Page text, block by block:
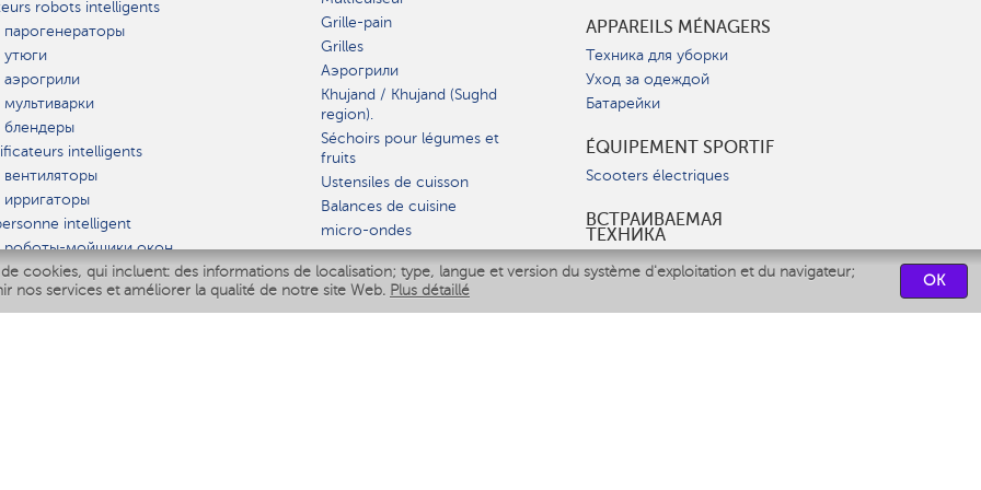
cookies, qui incluent: des informations de localisation; type, langue et version du système d'exploitation et du navigateur;
nos services et améliorer la qualité de notre site Web. Plus détaillé
OK
robots intelligents
intelligents
intelligent
роботы-мойщики окон
intelligent
IQ Home
Grille-pain
Grilles
Аэрогрили
Khujand / Khujand (Sughd
region).
Séchoirs pour légumes et
fruits
Ustensiles de cuisson
Balances de cuisine
micro-ondes
VAISSELLE
APPAREILS MÉNAGERS
Техника для уборки
Уход за одеждой
Батарейки
ÉQUIPEMENT SPORTIF
Scooters électriques
ВСТРАИВАЕМАЯ
ТЕХНИКА
Вытяжки
Духовые шкафы